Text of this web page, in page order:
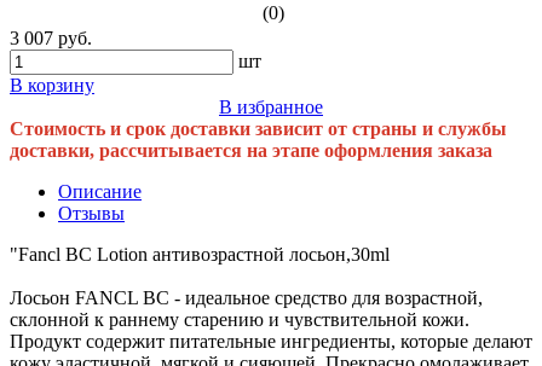
(0)
3 007 руб.
шт
В корзину
В избранное
Стоимость и срок доставки зависит от страны и службы
доставки, рассчитывается на этапе оформления заказа
Описание
Отзывы
"Fancl BC Lotion антивозрастной лосьон,30ml
Лосьон FANCL BC - идеальное средство для возрастной,
склонной к раннему старению и чувствительной кожи.
Продукт содержит питательные ингредиенты, которые делают